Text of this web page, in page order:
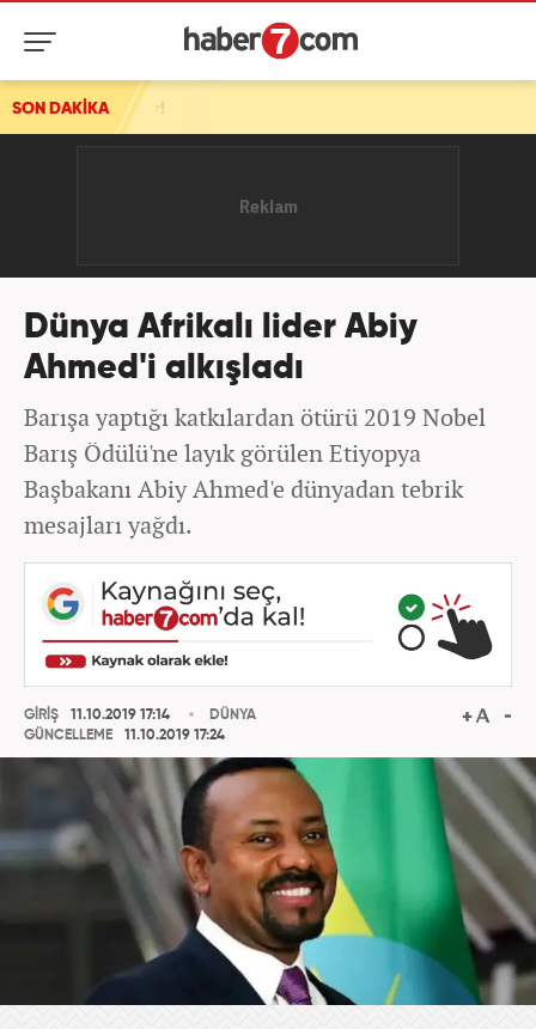
SON DAKİKA
Dünya Afrikalı lider Abiy
Ahmed'i alkışladı
Barışa yaptığı katkılardan ötürü 2019 Nobel
Barış Ödülü'ne layık görülen Etiyopya
Başbakanı Abiy Ahmed'e dünyadan tebrik
mesajları yağdı.
GİRİŞ
11.10.2019 17:14
GÜNCELLEME
11.10.2019 17:24
DÜNYA